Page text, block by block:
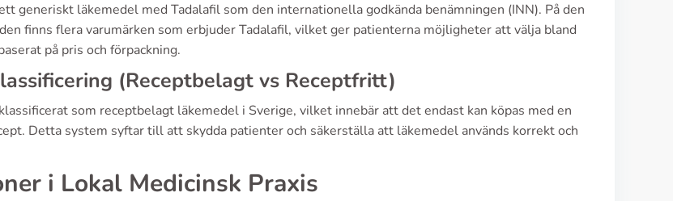
generiskt läkemedel med Tadalafil som den internationella godkända benämningen (INN). På den
finns flera varumärken som erbjuder Tadalafil, vilket ger patienterna möjligheter att välja bland
på pris och förpackning.
(Receptbelagt vs Receptfritt)
som receptbelagt läkemedel i Sverige, vilket innebär att det endast kan köpas med en
Detta system syftar till att skydda patienter och säkerställa att läkemedel används korrekt och
i Lokal Medicinsk Praxis